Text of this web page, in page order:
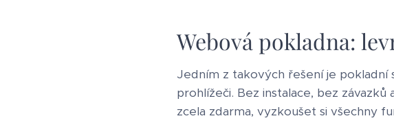
Webová pokladna:
Jedním z takových řešení je
prohlížeči. Bez instalace, bez závazků
zcela zdarma, vyzkoušet si všechny